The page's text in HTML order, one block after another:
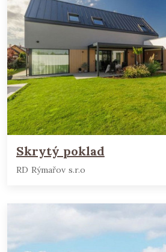
Skrytý poklad
RD Rýmařov s.r.o